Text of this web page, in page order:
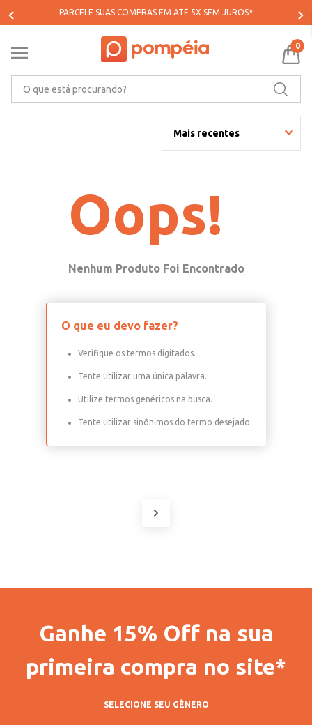
PARCELE SUAS COMPRAS EM ATÉ 5X SEM JUROS*
0
Mais recentes
Oops!
O que eu devo fazer?
Verifique os termos digitados.
Tente utilizar uma única palavra.
Utilize termos genéricos na busca.
Tente utilizar sinônimos do termo desejado.
Ganhe 15% Off na sua
primeira compra no site*
SELECIONE SEU GÊNERO